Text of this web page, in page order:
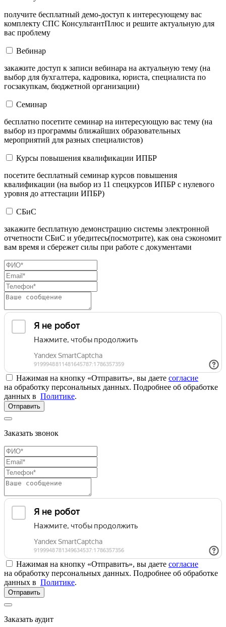
получите бесплатный демо-доступ к интересующему вас
комплекту СПС КонсультантПлюс и решите актуальную для
вас проблему
Вебинар
закажите доступ к записи вебинара на актуальную тему (на
выбор для бухгалтера, кадровика, юриста, специалиста по
госзакупкам, бюджетной организации)
Семинар
бесплатно посетите семинар на интересующую вас тему (на
выбор из программы ближайших образовательных
мероприятий для разных специалистов)
Курсы повышения квалификации ИПБР
посетите бесплатный семинар курсов повышения
квалификации (на выбор из 11 спецкурсов ИПБР с нулевого
уровня до аттестации ИПБР)
СБиС
закажите бесплатную демонстрацию системы электронной
отчетности СБиС и убедитесь(посмотрите), как она сэкономит
вам время и сбережет силы при работе с документами
Нажимая на кнопку «Отправить», вы даете согласие
на обработку персональных данных. Подробнее об обработке
данных в Политике.
Отправить
Заказать звонок
Нажимая на кнопку «Отправить», вы даете согласие
на обработку персональных данных. Подробнее об обработке
данных в Политике.
Отправить
Заказать аудит